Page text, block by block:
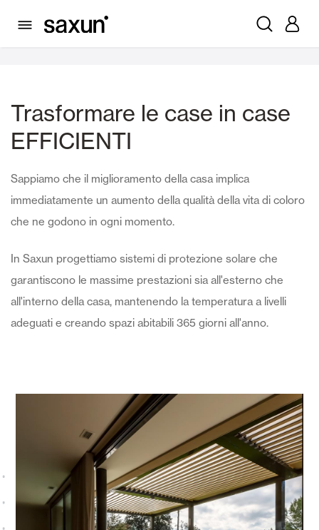
Famiglie
Trasformare le case in case
EFFICIENTI
Sappiamo che il miglioramento della casa implica
immediatamente un aumento della qualità della vita di coloro
che ne godono in ogni momento.
In Saxun progettiamo sistemi di protezione solare che
garantiscono le massime prestazioni sia all'esterno che
all'interno della casa, mantenendo la temperatura a livelli
adeguati e creando spazi abitabili 365 giorni all'anno.